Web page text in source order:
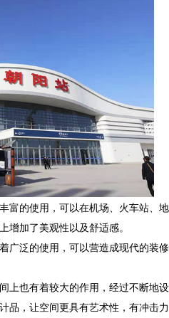
富的使用，可以在机场、火车站、地
增加了美观性以及舒适感。
广泛的使用，可以营造成现代的装修
上也有着较大的作用，经过不断地设
品，让空间更具有艺术性，有冲击力